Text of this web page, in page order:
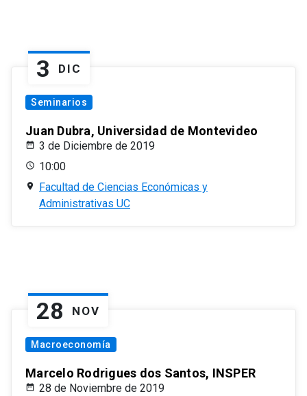
3 DIC
Seminarios
Juan Dubra, Universidad de Montevideo
3 de Diciembre de 2019
10:00
Facultad de Ciencias Económicas y
Administrativas UC
28 NOV
Macroeconomía
Marcelo Rodrigues dos Santos, INSPER
28 de Noviembre de 2019